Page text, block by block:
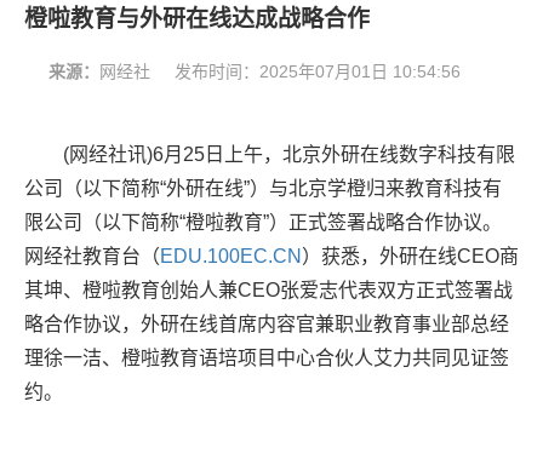
橙啦教育与外研在线达成战略合作
来源： 网经社 发布时间： 2025年07月01日 10:54:56
(网经社讯)6月25日上午，北京外研在线数字科技有限
公司（以下简称“外研在线”）与北京学橙归来教育科技有
限公司（以下简称“橙啦教育”）正式签署战略合作协议。
网经社教育台（EDU.100EC.CN ）获悉，外研在线CEO商
其坤、橙啦教育创始人兼CEO张爱志代表双方正式签署战
略合作协议，外研在线首席内容官兼职业教育事业部总经
理徐一洁、橙啦教育语培项目中心合伙人艾力共同见证签
约。